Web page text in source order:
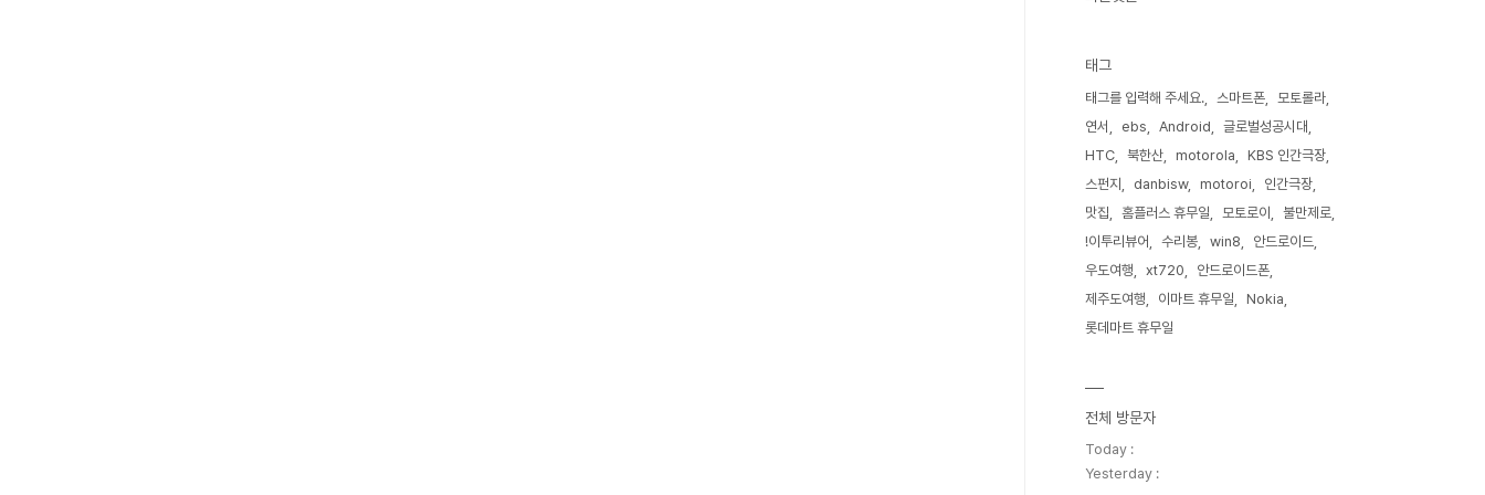
태그
태그를 입력해 주세요. 스마트폰
모토롤라
연서
ebs Android
글로벌성공시대
HTC
북한산 motorola
KBS 인간극장
스펀지
danbisw motoroi
인간극장
맛집
홈플러스 휴무일 모토로이
불만제로
!이투리뷰어
수리봉 win8
안드로이드
우도여행
xt720
안드로이드폰
제주도여행
이마트 휴무일
Nokia
롯데마트 휴무일
전체 방문자
Today :
Yesterday :